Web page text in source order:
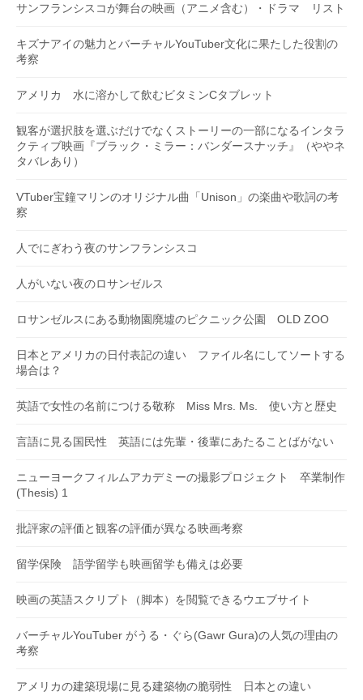
サンフランシスコが舞台の映画（アニメ含む）・ドラマ リスト
キズナアイの魅力とバーチャルYouTuber文化に果たした役割の
考察
アメリカ 水に溶かして飲むビタミンCタブレット
観客が選択肢を選ぶだけでなくストーリーの一部になるインタラ
クティブ映画『ブラック・ミラー：バンダースナッチ』（ややネ
タバレあり）
VTuber宝鐘マリンのオリジナル曲「Unison」の楽曲や歌詞の考
察
人でにぎわう夜のサンフランシスコ
人がいない夜のロサンゼルス
ロサンゼルスにある動物園廃墟のピクニック公園 OLD ZOO
日本とアメリカの日付表記の違い ファイル名にしてソートする
場合は？
英語で女性の名前につける敬称 Miss Mrs. Ms. 使い方と歴史
言語に見る国民性 英語には先輩・後輩にあたることばがない
ニューヨークフィルムアカデミーの撮影プロジェクト 卒業制作
(Thesis) 1
批評家の評価と観客の評価が異なる映画考察
留学保険 語学留学も映画留学も備えは必要
映画の英語スクリプト（脚本）を閲覧できるウエブサイト
バーチャルYouTuber がうる・ぐら(Gawr Gura)の人気の理由の
考察
アメリカの建築現場に見る建築物の脆弱性 日本との違い